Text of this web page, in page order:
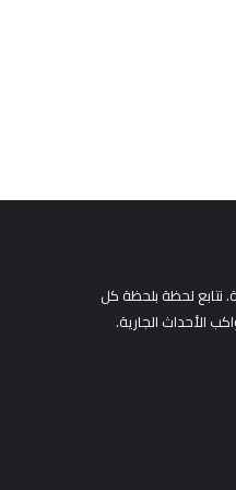
نتابع لحظة بلحظة كل
الأحداث الجارية.